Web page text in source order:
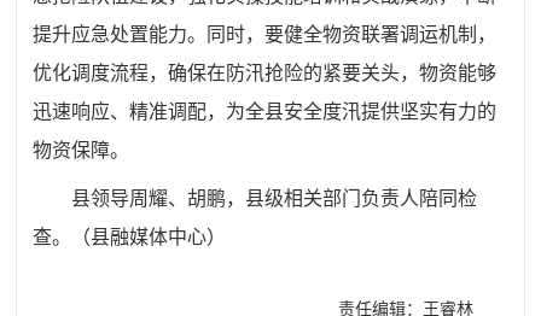
提升应急处置能力。同时，要健全物资联署调运机制，
优化调度流程，确保在防汛抢险的紧要关头，物资能够
迅速响应、精准调配，为全县安全度汛提供坚实有力的
物资保障。
县领导周耀、胡鹏，县级相关部门负责人陪同检
查。
（县融媒体中心）
责任编辑：王睿林